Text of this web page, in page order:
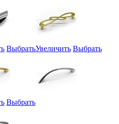
ВыбратьУвеличить Выбрать
Выбрать